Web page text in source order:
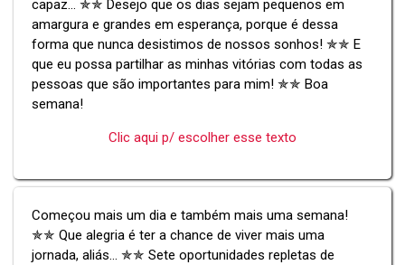
capaz... ✯✯ Desejo que os dias sejam pequenos em
amargura e grandes em esperança, porque é dessa
forma que nunca desistimos de nossos sonhos! ✯✯ E
que eu possa partilhar as minhas vitórias com todas as
pessoas que são importantes para mim! ✯✯ Boa
semana!
Clic aqui p/ escolher esse texto
Começou mais um dia e também mais uma semana!
✯✯ Que alegria é ter a chance de viver mais uma
jornada, aliás... ✯✯ Sete oportunidades repletas de